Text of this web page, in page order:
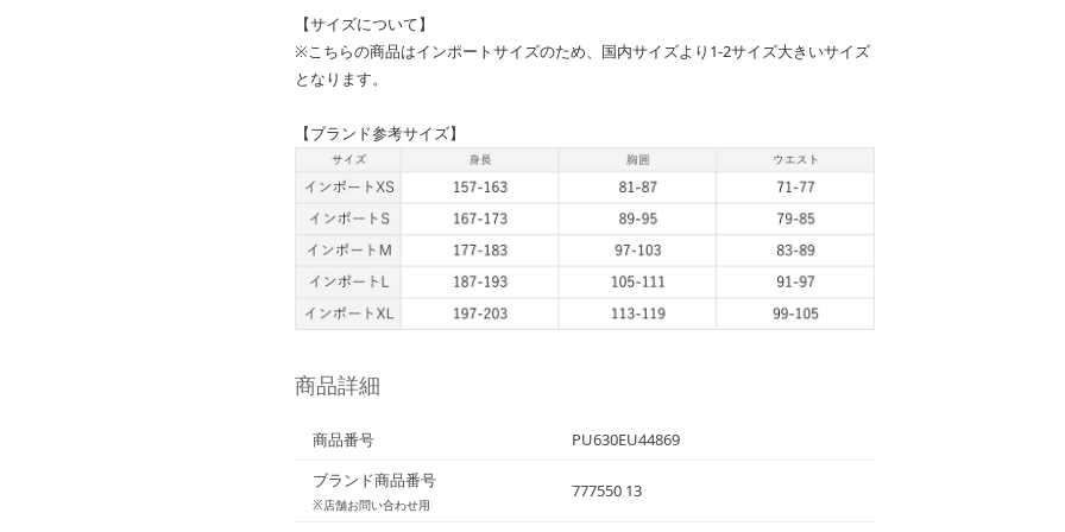
【サイズについて】
※こちらの商品はインポートサイズのため、国内サイズより1-2サイズ大きいサイズ
となります。
【ブランド参考サイズ】
商品詳細
商品番号
PU630EU44869
ブランド商品番号
※店舗お問い合わせ用
777550 13